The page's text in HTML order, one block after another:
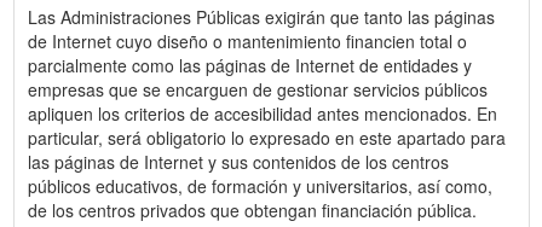
Las Administraciones Públicas exigirán que tanto las páginas
de Internet cuyo diseño o mantenimiento financien total o
parcialmente como las páginas de Internet de entidades y
empresas que se encarguen de gestionar servicios públicos
apliquen los criterios de accesibilidad antes mencionados. En
particular, será obligatorio lo expresado en este apartado para
las páginas de Internet y sus contenidos de los centros
públicos educativos, de formación y universitarios, así como,
de los centros privados que obtengan financiación pública.